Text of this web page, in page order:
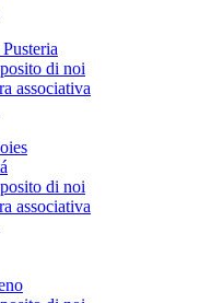
di noi
associativa
di noi
associativa